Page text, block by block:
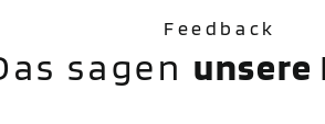
Feedback
sagen unsere